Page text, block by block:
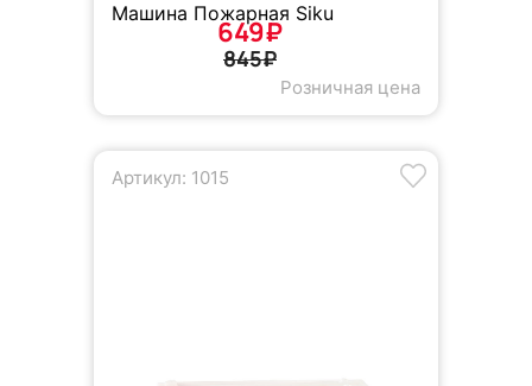
Машина Пожарная Siku
649₽
845₽
Розничная цена
Артикул: 1015